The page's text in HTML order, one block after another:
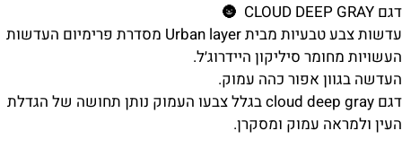
דגם CLOUD DEEP GRAY 🌚
עדשות צבע טבעיות מבית Urban layer מסדרת פרימיום העדשות
העשויות מחומר סיליקון היידרוג׳ל.
העדשה בגוון אפור כהה עמוק.
דגם cloud deep gray בגלל צבעו העמוק נותן תחושה של הגדלת
העין ולמראה עמוק ומסקרן.